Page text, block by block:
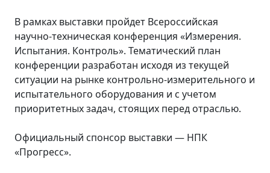
В рамках выставки пройдет Всероссийская
научно-техническая конференция «Измерения.
Испытания. Контроль». Тематический план
конференции разработан исходя из текущей
ситуации на рынке контрольно-измерительного и
испытательного оборудования и с учетом
приоритетных задач, стоящих перед отраслью.
Официальный спонсор выставки — НПК
«Прогресс».